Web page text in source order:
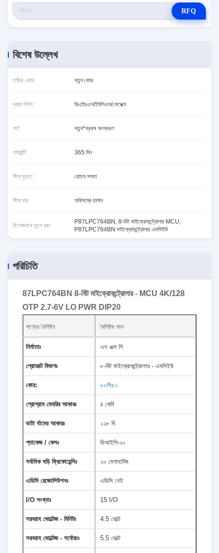
RFQ
বিশেষ উল্লেখ
তারিখ কোড: নতুন কোড
দ্বারা শিপিং: ডিএইচএল/ইউপিএস/ফেডেক্স
শর্ত: নতুন*প্রথম সংস্করণ
গ্যারান্টি: 365 দিন
সীসা মুক্ত: রোহস সম্মত
সীসা বার: অবিলম্বে চালান
বিশেষভাবে তুলে ধরা:
P87LPC764BN , 8-বিট মাইক্রোকন্ট্রোলার MCU,
P87LPC764BN মাইক্রোকন্ট্রোলার এমসিইউ
পরিচিতি
87LPC764BN 8-বিট মাইক্রোকন্ট্রোলার - MCU 4K/128
OTP 2.7-6V LO PWR DIP20
পণ্যের বৈশিষ্ট্য বৈশিষ্ট্য মান
নির্মাতাঃ এন এক্স পি
প্রোডাক্ট বিভাগঃ ৮-বিট মাইক্রোকন্ট্রোলার - এমসিইউ
কোর: ৮০সি৫১
প্রোগ্রাম মেমরির আকারঃ ৪ কেবি
ডাটা র্যামের আকারঃ ১২৮ বি
প্যাকেজ / কেসঃ ডিআইপি-২০
সর্বাধিক ঘড়ি ফ্রিকোয়েন্সিঃ ২০ মেগাহার্টজ
এডিসি রেজোলিউশনঃ এডিসি নেই
I/O সংখ্যাঃ 15 I/O
সরবরাহ ভোল্টেজ - মিনিটঃ 4.5 ভোল্ট
সরবরাহ ভোল্টেজ - সর্বোচ্চঃ 5.5 ভোল্ট